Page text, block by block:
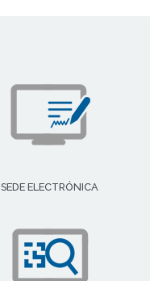
SEDE ELECTRÓNICA